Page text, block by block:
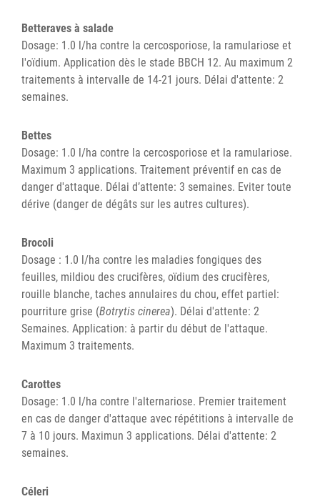
Betteraves à salade
Dosage: 1.0 l/ha contre la cercosporiose, la ramulariose et
l'oïdium. Application dès le stade BBCH 12. Au maximum 2
traitements à intervalle de 14-21 jours. Délai d'attente: 2
semaines.
Bettes
Dosage: 1.0 l/ha contre la cercosporiose et la ramulariose.
Maximum 3 applications. Traitement préventif en cas de
danger d'attaque. Délai d’attente: 3 semaines. Eviter toute
dérive (danger de dégâts sur les autres cultures).
Brocoli
Dosage : 1.0 l/ha contre les maladies fongiques des
feuilles, mildiou des crucifères, oïdium des crucifères,
rouille blanche, taches annulaires du chou, effet partiel:
pourriture grise (Botrytis cinerea). Délai d'attente: 2
Semaines. Application: à partir du début de l'attaque.
Maximum 3 traitements.
Carottes
Dosage: 1.0 l/ha contre l'alternariose. Premier traitement
en cas de danger d'attaque avec répétitions à intervalle de
7 à 10 jours. Maximun 3 applications. Délai d'attente: 2
semaines.
Céleri